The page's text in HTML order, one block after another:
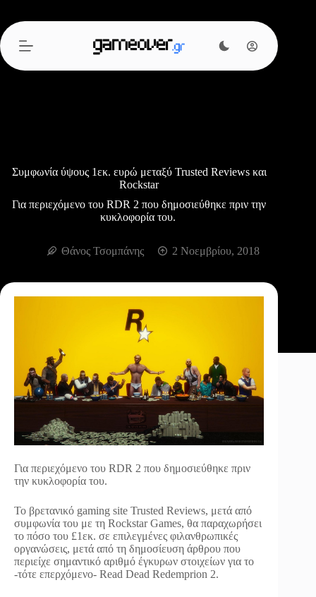
περιεχόμενο
Συμφωνία ύψους 1εκ. ευρώ μεταξύ Trusted Reviews και
Rockstar
Για περιεχόμενο του RDR 2 που δημοσιεύθηκε πριν την
κυκλοφορία του.
Θάνος Τσομπάνης 2 Νοεμβρίου, 2018
Για περιεχόμενο του RDR 2 που δημοσιεύθηκε πριν
την κυκλοφορία του.
Το βρετανικό gaming site Trusted Reviews, μετά από
συμφωνία του με τη Rockstar Games, θα παραχωρήσει
το πόσο του £1εκ. σε επιλεγμένες φιλανθρωπικές
οργανώσεις, μετά από τη δημοσίευση άρθρου που
περιείχε σημαντικό αριθμό έγκυρων στοιχείων για το
-τότε επερχόμενο- Read Dead Redemprion 2.